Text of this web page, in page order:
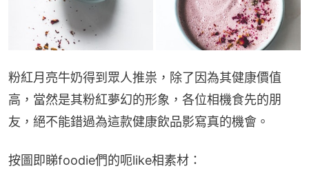
粉紅月亮牛奶得到眾人推祟，除了因為其健康價值
高，當然是其粉紅夢幻的形象，各位相機食先的朋
友，絕不能錯過為這款健康飲品影寫真的機會。
按圖即睇foodie們的呃like相素材：